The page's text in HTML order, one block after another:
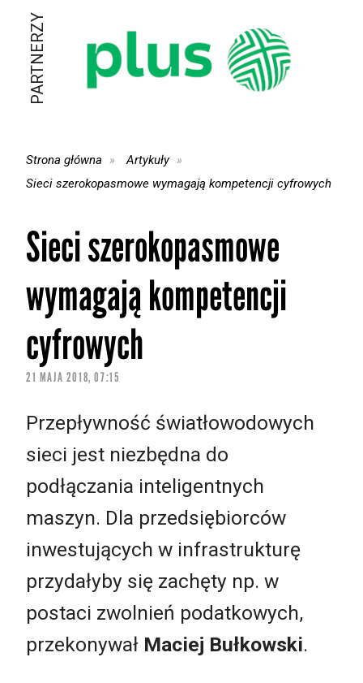
PARTNERZY
Strona główna
Artykuły
Sieci szerokopasmowe wymagają kompetencji cyfrowych
Sieci szerokopasmowe
wymagają kompetencji
cyfrowych
21 MAJA 2018, 07:15
Przepływność światłowodowych
sieci jest niezbędna do
podłączania inteligentnych
maszyn. Dla przedsiębiorców
inwestujących w infrastrukturę
przydałyby się zachęty np. w
postaci zwolnień podatkowych,
przekonywał Maciej Bułkowski.